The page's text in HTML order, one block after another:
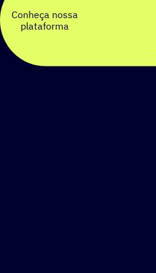
Conheça nossa
plataforma